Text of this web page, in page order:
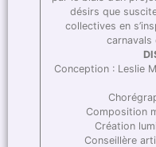
désirs que
collectives en
carnavals
Conception : Leslie
Composition
Création
Conseillère